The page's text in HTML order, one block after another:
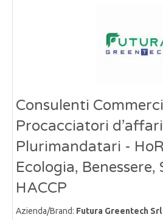
Consulenti
Procacciatori
Plurimandatari -
Ecologia, Benessere,
HACCP
Azienda/Brand: Futura Greentech Srl